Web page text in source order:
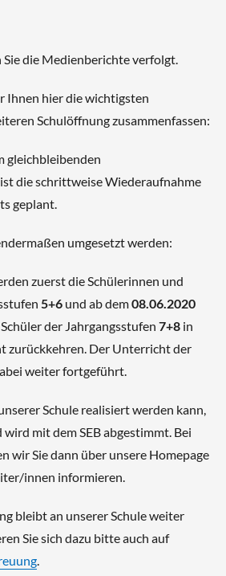
die Medienberichte verfolgt.
Ihnen hier die wichtigsten
Schulöffnung zusammenfassen:
gleichbleibenden
die schrittweise Wiederaufnahme
geplant.
umgesetzt werden:
zuerst die Schülerinnen und
5+6 und ab dem08.06.2020
der Jahrgangsstufen 7+8 in
zurückkehren. Der Unterricht der
weiter fortgeführt.
Schule realisiert werden kann,
mit dem SEB abgestimmt. Bei
wir Sie dann über unsere Homepage
innen informieren.
bleibt an unserer Schule weiter
Sie sich dazu bitte auch auf
.